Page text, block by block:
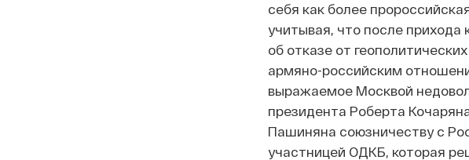
себя как более
учитывая, что после
об отказе от
армяно-российским
выражаемое Москвой
президента Роберта
Пашиняна союзничеству с
участницей ОДКБ, которая